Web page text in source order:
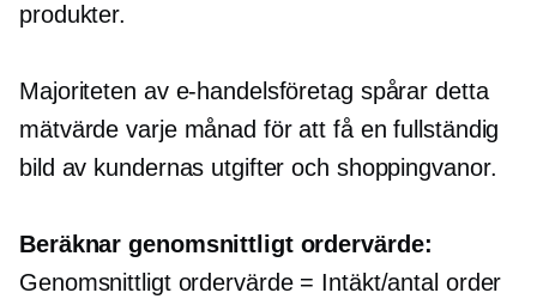
produkter.
Majoriteten av e-handelsföretag spårar detta
mätvärde varje månad för att få en fullständig
bild av kundernas utgifter och shoppingvanor.
Beräknar genomsnittligt ordervärde:
Genomsnittligt ordervärde = Intäkt/antal order